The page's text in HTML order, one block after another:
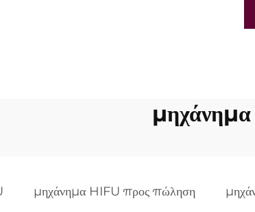
μηχάνημα HIFU προς πώληση